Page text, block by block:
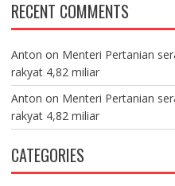
RECENT COMMENTS
Anton on Menteri Pertanian
rakyat 4,82 miliar
Anton on Menteri Pertanian
rakyat 4,82 miliar
CATEGORIES